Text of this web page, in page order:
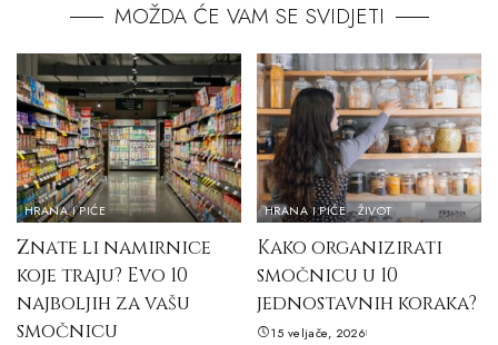
MOŽDA ĆE VAM SE SVIDJETI
HRANA I PIĆE
Znate li namirnice
koje traju? Evo 10
najboljih za vašu
smočnicu
HRANA I PIĆE ŽIVOT
Kako organizirati
smočnicu u 10
jednostavnih koraka?
15 veljače, 2026